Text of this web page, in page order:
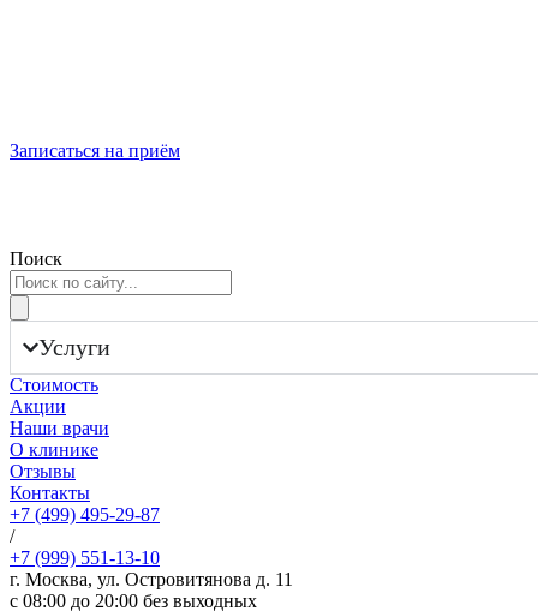
Записаться на приём
Поиск
Услуги
Стоимость
Акции
Наши врачи
О клинике
Отзывы
Контакты
+7 (499) 495-29-87
/
+7 (999) 551-13-10
г. Москва, ул. Островитянова д. 11
с 08:00 до 20:00 без выходных